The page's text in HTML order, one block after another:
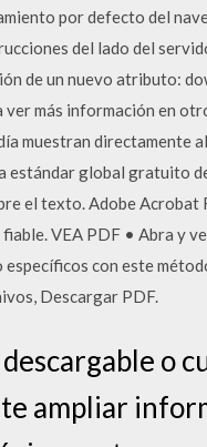
por defecto del
del lado del
de un nuevo atributo:
ver más información en
muestran directamente
estándar global gratuito
el texto. Adobe
VEA PDF • Abra y
con este
Descargar PDF.
o
ampliar